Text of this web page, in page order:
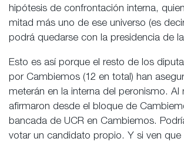
hipótesis de confrontación interna,
mitad más uno de ese universo (es
podrá quedarse con la presidencia de
Esto es así porque el resto de los
por Cambiemos (12 en total) han
meterán en la interna del peronismo. Al
afirmaron desde el bloque de
bancada de UCR en Cambiemos.
votar un candidato propio. Y si ven que